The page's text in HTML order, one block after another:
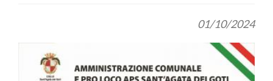
01/10/2024